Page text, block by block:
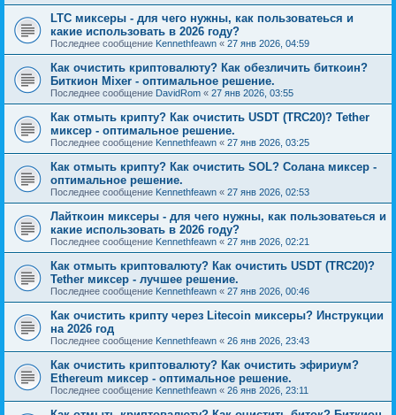
LTC миксеры - для чего нужны, как пользоватеься и
какие использовать в 2026 году?
Последнее сообщение Kennethfeawn « 27 янв 2026, 04:59
Как очистить криптовалюту? Как обезличить биткоин?
Биткион Mixer - оптимальное решение.
Последнее сообщение DavidRom « 27 янв 2026, 03:55
Как отмыть крипту? Как очистить USDT (TRC20)? Tether
миксер - оптимальное решение.
Последнее сообщение Kennethfeawn « 27 янв 2026, 03:25
Как отмыть крипту? Как очистить SOL? Солана миксер -
оптимальное решение.
Последнее сообщение Kennethfeawn « 27 янв 2026, 02:53
Лайткоин миксеры - для чего нужны, как пользоватеься и
какие использовать в 2026 году?
Последнее сообщение Kennethfeawn « 27 янв 2026, 02:21
Как отмыть криптовалюту? Как очистить USDT (TRC20)?
Tether миксер - лучшее решение.
Последнее сообщение Kennethfeawn « 27 янв 2026, 00:46
Как очистить крипту через Litecoin миксеры? Инструкции
на 2026 год
Последнее сообщение Kennethfeawn « 26 янв 2026, 23:43
Как очистить криптовалюту? Как очистить эфириум?
Ethereum миксер - оптимальное решение.
Последнее сообщение Kennethfeawn « 26 янв 2026, 23:11